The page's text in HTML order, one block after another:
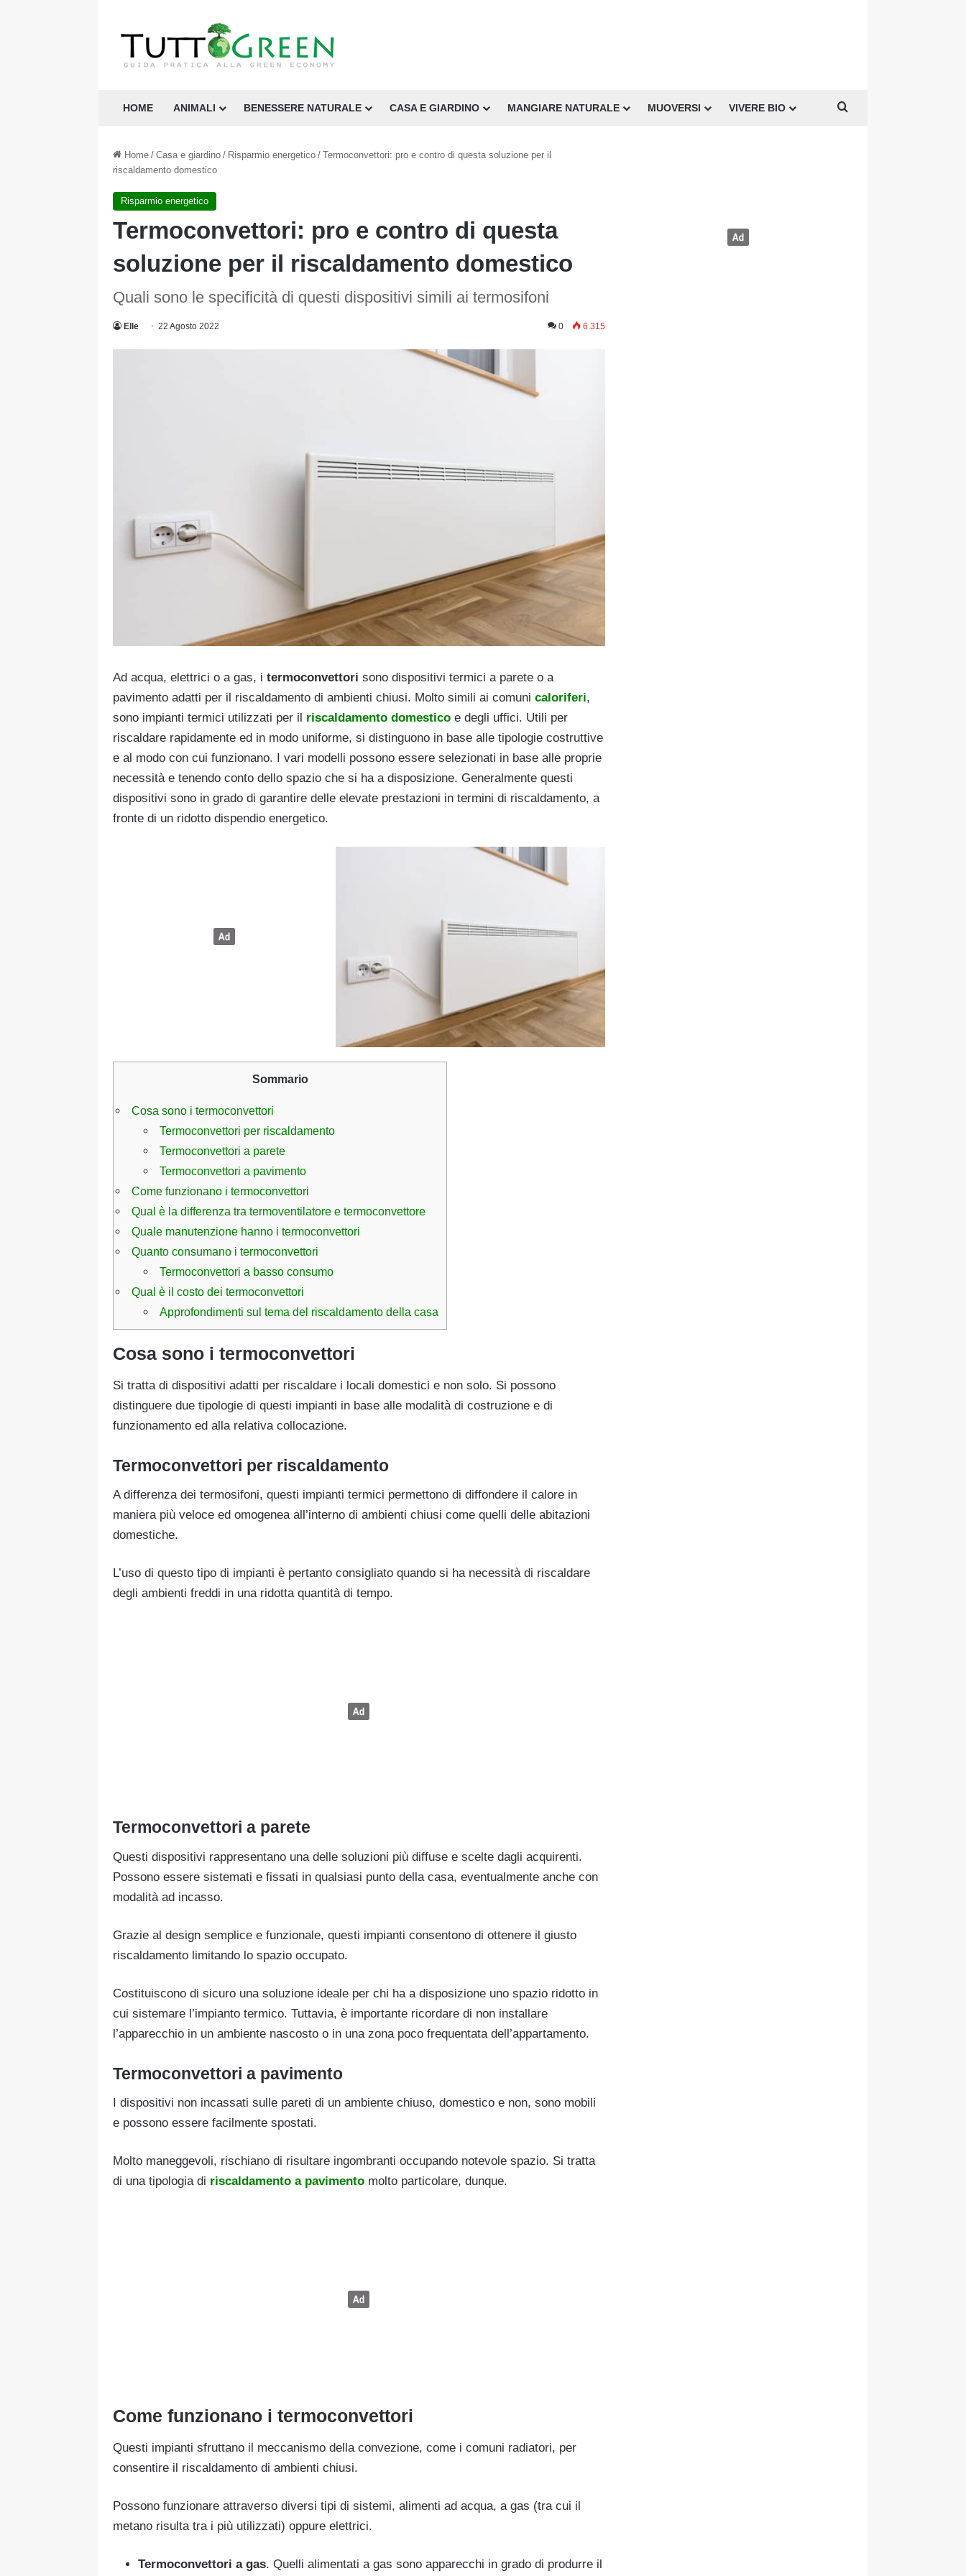
HOME ANIMALI BENESSERE NATURALE CASA E GIARDINO MANGIARE NATURALE MUOVERSI VIVERE BIO
Home / Casa e giardino / Risparmio energetico / Termoconvettori: pro e contro di questa soluzione per il
riscaldamento domestico
Risparmio energetico
Termoconvettori: pro e contro di questa
soluzione per il riscaldamento domestico
Quali sono le specificità di questi dispositivi simili ai termosifoni
Elle 22 Agosto 2022 0 6.315
Ad acqua, elettrici o a gas, i termoconvettori sono dispositivi termici a parete o a
pavimento adatti per il riscaldamento di ambienti chiusi. Molto simili ai comuni caloriferi,
sono impianti termici utilizzati per il riscaldamento domestico e degli uffici. Utili per
riscaldare rapidamente ed in modo uniforme, si distinguono in base alle tipologie costruttive
e al modo con cui funzionano. I vari modelli possono essere selezionati in base alle proprie
necessità e tenendo conto dello spazio che si ha a disposizione. Generalmente questi
dispositivi sono in grado di garantire delle elevate prestazioni in termini di riscaldamento, a
fronte di un ridotto dispendio energetico.
Sommario
Cosa sono i termoconvettori
Termoconvettori per riscaldamento
Termoconvettori a parete
Termoconvettori a pavimento
Come funzionano i termoconvettori
Qual è la differenza tra termoventilatore e termoconvettore
Quale manutenzione hanno i termoconvettori
Quanto consumano i termoconvettori
Termoconvettori a basso consumo
Qual è il costo dei termoconvettori
Approfondimenti sul tema del riscaldamento della casa
Cosa sono i termoconvettori
Si tratta di dispositivi adatti per riscaldare i locali domestici e non solo. Si possono
distinguere due tipologie di questi impianti in base alle modalità di costruzione e di
funzionamento ed alla relativa collocazione.
Termoconvettori per riscaldamento
A differenza dei termosifoni, questi impianti termici permettono di diffondere il calore in
maniera più veloce ed omogenea all’interno di ambienti chiusi come quelli delle abitazioni
domestiche.
L’uso di questo tipo di impianti è pertanto consigliato quando si ha necessità di riscaldare
degli ambienti freddi in una ridotta quantità di tempo.
Termoconvettori a parete
Questi dispositivi rappresentano una delle soluzioni più diffuse e scelte dagli acquirenti.
Possono essere sistemati e fissati in qualsiasi punto della casa, eventualmente anche con
modalità ad incasso.
Grazie al design semplice e funzionale, questi impianti consentono di ottenere il giusto
riscaldamento limitando lo spazio occupato.
Costituiscono di sicuro una soluzione ideale per chi ha a disposizione uno spazio ridotto in
cui sistemare l’impianto termico. Tuttavia, è importante ricordare di non installare
l’apparecchio in un ambiente nascosto o in una zona poco frequentata dell’appartamento.
Termoconvettori a pavimento
I dispositivi non incassati sulle pareti di un ambiente chiuso, domestico e non, sono mobili
e possono essere facilmente spostati.
Molto maneggevoli, rischiano di risultare ingombranti occupando notevole spazio. Si tratta
di una tipologia di riscaldamento a pavimento molto particolare, dunque.
Come funzionano i termoconvettori
Questi impianti sfruttano il meccanismo della convezione, come i comuni radiatori, per
consentire il riscaldamento di ambienti chiusi.
Possono funzionare attraverso diversi tipi di sistemi, alimenti ad acqua, a gas (tra cui il
metano risulta tra i più utilizzati) oppure elettrici.
Termoconvettori a gas. Quelli alimentati a gas sono apparecchi in grado di produrre il